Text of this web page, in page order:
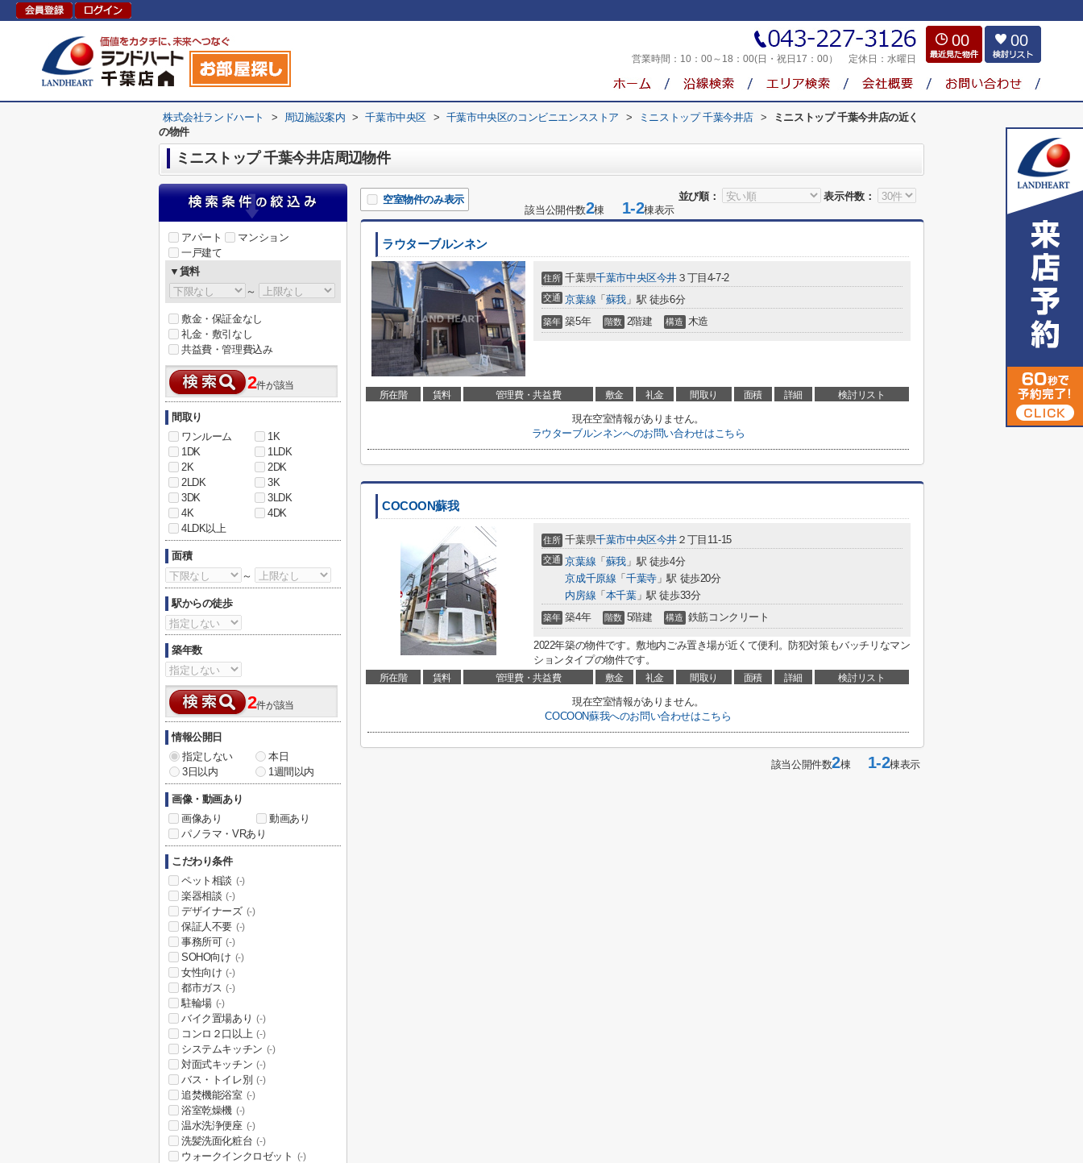
営業時間： 10：00～18：00(日・祝日17：00） 定休日： 水曜日
00 00
株式会社ランドハート > 周辺施設案内 > 千葉市中央区 > 千葉市中央区のコンビニエンスストア > ミニストップ 千葉今井店 >
ミニストップ 千葉今井店の近く
の物件
ミニストップ 千葉今井店周辺物件
並び順： 表示件数：
空室物件のみ表示
該当公開件数2棟 1-2棟表示
ラウターブルンネン
住所 千葉県千葉市中央区今井 ３丁目4-7-2
交通 京葉線 「 蘇我 」駅 徒歩6分
築年 築5年 階数 2階建 構造 木造
所在階 賃料 管理費・共益費 敷金 礼金 間取り 面積 詳細 検討リスト
現在空室情報がありません。
ラウターブルンネンへのお問い合わせはこちら
COCOON蘇我
住所 千葉県千葉市中央区今井 ２丁目11-15
交通 京葉線 「 蘇我 」駅 徒歩4分
京成千原線 「 千葉寺」駅 徒歩20分
内房線 「 本千葉」駅 徒歩33分
築年 築4年 階数 5階建 構造 鉄筋コンクリート
2022年築の物件です。敷地内ごみ置き場が近くて便利。防犯対策もバッチリなマン
ションタイプの物件です。
所在階 賃料 管理費・共益費 敷金 礼金 間取り 面積 詳細 検討リスト
現在空室情報がありません。
COCOON蘇我へのお問い合わせはこちら
該当公開件数2棟 1-2棟表示
アパート
マンション
一戸建て
▼賃料
～
敷金・保証金なし
礼金・敷引なし
共益費・管理費込み
2件が該当
間取り
ワンルーム
1K
1DK
1LDK
2K
2DK
2LDK
3K
3DK
3LDK
4K
4DK
4LDK以上
面積
～
駅からの徒歩
築年数
2件が該当
情報公開日
指定しない
本日
3日以内
1週間以内
画像・動画あり
画像あり
動画あり
パノラマ・VRあり
こだわり条件
ペット相談 (-)
楽器相談 (-)
デザイナーズ (-)
保証人不要 (-)
事務所可 (-)
SOHO向け (-)
女性向け (-)
都市ガス (-)
駐輪場 (-)
バイク置場あり (-)
コンロ２口以上 (-)
システムキッチン (-)
対面式キッチン (-)
バス・トイレ別 (-)
追焚機能浴室 (-)
浴室乾燥機 (-)
温水洗浄便座 (-)
洗髪洗面化粧台 (-)
ウォークインクロゼット (-)